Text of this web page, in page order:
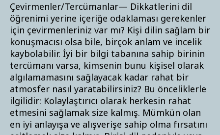
Çevirmenler/Tercümanlar— Dikkatlerini dil
öğrenimi yerine içeriğe odaklaması gerekenler
için çevirmenleriniz var mı? Kişi dilin sağlam bir
konuşmacısı olsa bile, birçok anlam ve incelik
kaybolabilir. İyi bir bilgi tabanına sahip birinin
tercümanı varsa, kimsenin bunu kişisel olarak
algılamamasını sağlayacak kadar rahat bir
atmosfer nasıl yaratabilirsiniz? Bu önceliklerle
ilgilidir: Kolaylaştırıcı olarak herkesin rahat
etmesini sağlamak size kalmış. Mümkün olan
en iyi anlayışa ve alışverişe sahip olma fırsatını